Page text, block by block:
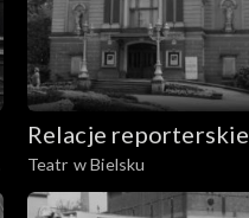
Relacje reporterskie
Teatr w Bielsku